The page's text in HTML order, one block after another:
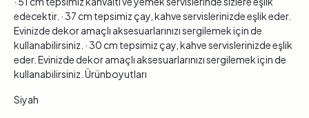
edecektir. · 37 cm tepsimiz çay, kahve servislerinizde eşlik eder.
Evinizde dekor amaçlı aksesuarlarınızı sergilemek için de
kullanabilirsiniz. · 30 cm tepsimiz çay, kahve servislerinizde eşlik
eder. Evinizde dekor amaçlı aksesuarlarınızı sergilemek için de
kullanabilirsiniz. Ürünboyutları
Siyah